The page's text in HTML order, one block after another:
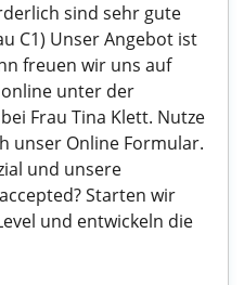
sind sehr gute
C1) Unser Angebot ist
freuen wir uns auf
unter der
Frau Tina Klett. Nutze
unser Online Formular.
und unsere
Starten wir
und entwickeln die